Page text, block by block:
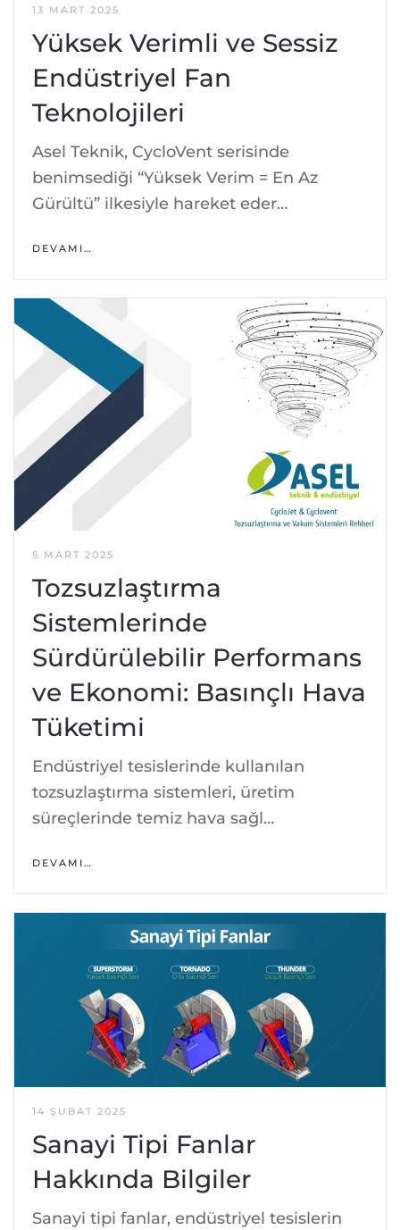
13 MART 2025
Yüksek Verimli ve Sessiz
Endüstriyel Fan
Teknolojileri
Asel Teknik, CycloVent serisinde
benimsediği “Yüksek Verim = En Az
Gürültü” ilkesiyle hareket eder…
DEVAMI…
5 MART 2025
Tozsuzlaştırma
Sistemlerinde
Sürdürülebilir Performans
ve Ekonomi: Basınçlı Hava
Tüketimi
Endüstriyel tesislerinde kullanılan
tozsuzlaştırma sistemleri, üretim
süreçlerinde temiz hava sağl…
DEVAMI…
14 ŞUBAT 2025
Sanayi Tipi Fanlar
Hakkında Bilgiler
Sanayi tipi fanlar, endüstriyel tesislerin